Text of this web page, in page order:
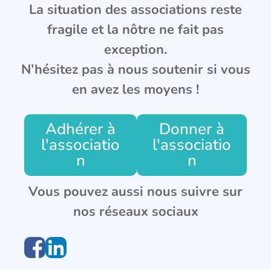
La situation des associations reste
fragile et la nôtre ne fait pas
exception.
N’hésitez pas à nous soutenir si vous
en avez les moyens !
Adhérer à
l'associatio
n
Donner à
l'associatio
n
Vous pouvez aussi nous suivre sur
nos réseaux sociaux